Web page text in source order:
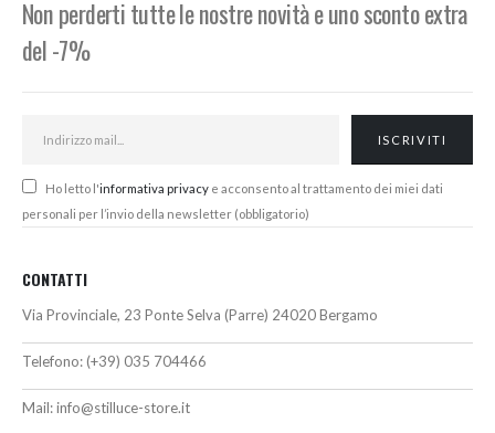
Non perderti tutte le nostre novità e uno sconto extra
del -7%
Ho letto l'informativa privacy e acconsento al trattamento dei miei dati
personali per l’invio della newsletter (obbligatorio)
CONTATTI
Via Provinciale, 23 Ponte Selva (Parre) 24020 Bergamo
Telefono: (+39) 035 704466
Mail:info@stilluce-store.it